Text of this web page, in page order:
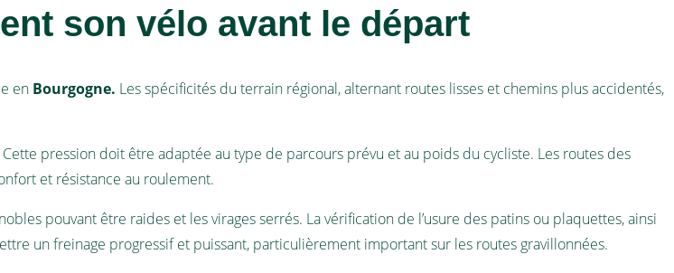
son vélo avant le départ
en Bourgogne. Les spécificités du terrain régional, alternant routes lisses et chemins plus accidentés,
pression doit être adaptée au type de parcours prévu et au poids du cycliste. Les routes des
et résistance au roulement.
pouvant être raides et les virages serrés. La vérification de l’usure des patins ou plaquettes, ainsi
un freinage progressif et puissant, particulièrement important sur les routes gravillonnées.